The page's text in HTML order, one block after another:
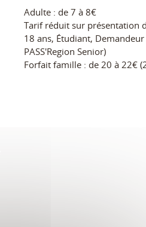
Adulte : de 7 à 8€
Tarif réduit sur présentation
18 ans, Étudiant,
PASS'Region Senior)
Forfait famille : de 20 à 22€